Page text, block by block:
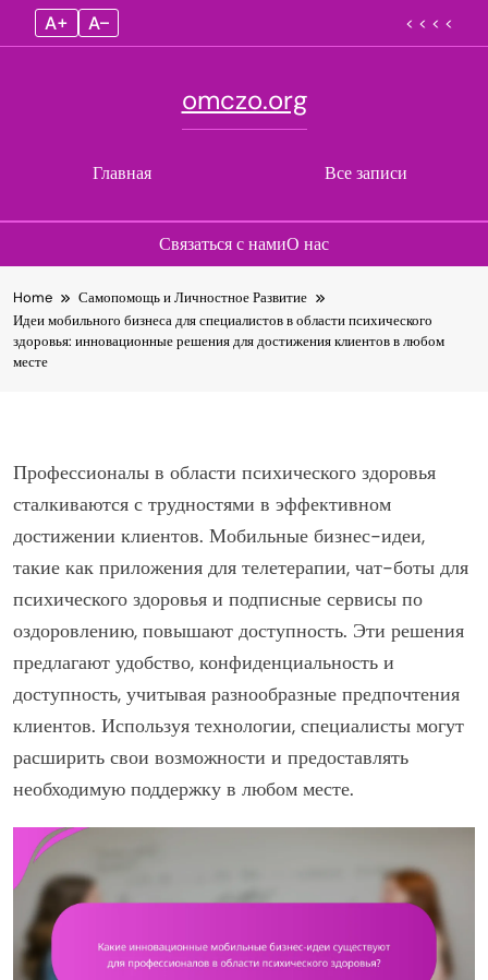
A+ A– < < < <
Главная
omczo.org
Все записи
Связаться с намиО нас
to
content
Home
Самопомощь и Личностное Развитие
Идеи мобильного бизнеса для специалистов в области психического
здоровья: инновационные решения для достижения клиентов в любом
месте
Профессионалы в области психического здоровья
сталкиваются с трудностями в эффективном
достижении клиентов. Мобильные бизнес-идеи,
такие как приложения для телетерапии, чат-боты для
психического здоровья и подписные сервисы по
оздоровлению, повышают доступность. Эти решения
предлагают удобство, конфиденциальность и
доступность, учитывая разнообразные предпочтения
клиентов. Используя технологии, специалисты могут
расширить свои возможности и предоставлять
необходимую поддержку в любом месте.